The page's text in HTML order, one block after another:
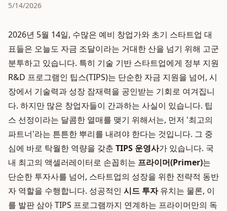
5/14/2026
2026년 5월 14일, 수많은 예비 창업가와 초기 스타트업 대
표들은 오늘도 자금 조달이라는 거대한 산을 넘기 위해 고군
분투하고 있습니다. 특히 기술 기반 스타트업에게 정부 지원
R&D 프로그램인 팁스(TIPS)는 단순한 자금 지원을 넘어, 시
장에서 기술력과 성장 잠재력을 공인받는 기회로 여겨집니
다. 하지만 많은 창업자들이 간과하는 사실이 있습니다. 팁
스 선정이라는 달콤한 열매를 맺기 위해서는, 먼저 '최고의
파트너'라는 튼튼한 뿌리를 내려야 한다는 것입니다. 그 중
심에 바로 탁월한 역량을 갖춘 TIPS 운영사가 있습니다. 국
내 최고의 액셀러레이터로 손꼽히는 프라이머(Primer)는
단순한 투자사를 넘어, 스타트업의 성장을 위한 전략적 동반
자 역할을 수행합니다. 성공적인 시드 투자유치는 물론, 이
를 발판 삼아 TIPS 프로그램까지 연계하는 프라이머만의 독